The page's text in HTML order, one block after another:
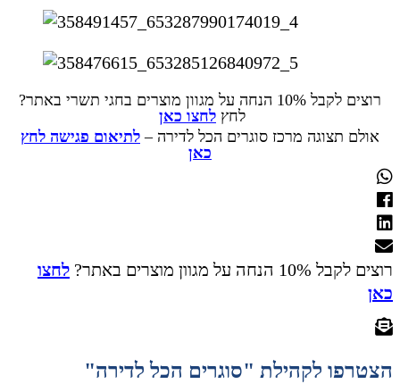
רוצים לקבל 10% הנחה על מגוון מוצרים בחגי תשרי באתר?
לחץ לחצו כאן
אולם תצוגה מרכז סוגרים הכל לדירה – לתיאום פגישה לחץ
כאן
רוצים לקבל 10% הנחה על מגוון מוצרים באתר?
לחצו
כאן
הצטרפו לקהילת "סוגרים הכל לדירה"